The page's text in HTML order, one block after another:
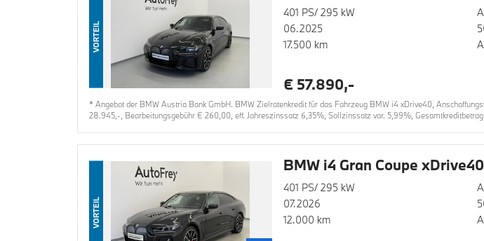
VORTEIL
401 PS/ 295 kW
06.2025
17.500 km
€ 57.890,-
* Angebot der BMW Austria Bank GmbH. BMW Zielratenkredit für das Fahrzeug BMW i4 xDrive40,
28.945,-, Bearbeitungsgebühr € 260,00, eff. Jahreszinssatz 6,35%, Sollzinssatz var. 5,99%,
VORTEIL
BMW i4 Gran Coupe xDrive40
401 PS/ 295 kW
07.2026
12.000 km